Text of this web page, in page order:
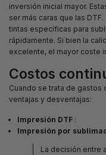
inversión inicial mayor.
ser más caras que las
tintas específicas para
rápidamente. Si bien la
excelente, el mayor coste
Costos
Cuando se trata de
ventajas y desventajas:
Impresión DTF :
Impresión por
La decisión entre